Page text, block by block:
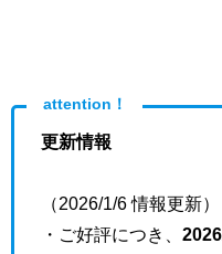
attention！
更新情報
（2026/1/6 情報更新）
・ご好評につき、